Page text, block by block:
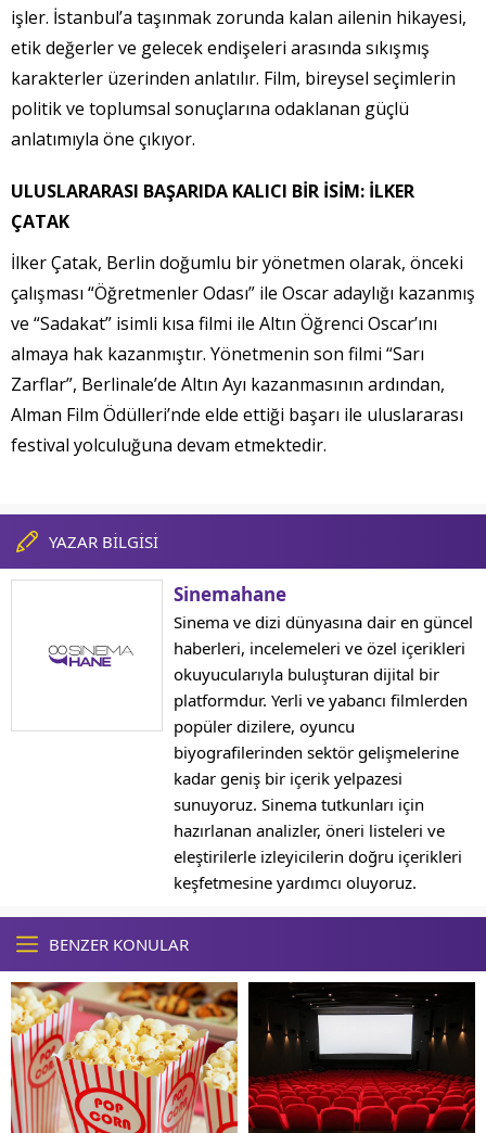
işler. İstanbul’a taşınmak zorunda kalan ailenin hikayesi,
etik değerler ve gelecek endişeleri arasında sıkışmış
karakterler üzerinden anlatılır. Film, bireysel seçimlerin
politik ve toplumsal sonuçlarına odaklanan güçlü
anlatımıyla öne çıkıyor.
ULUSLARARASI BAŞARIDA KALICI BİR İSİM: İLKER
ÇATAK
İlker Çatak, Berlin doğumlu bir yönetmen olarak, önceki
çalışması “Öğretmenler Odası” ile Oscar adaylığı kazanmış
ve “Sadakat” isimli kısa filmi ile Altın Öğrenci Oscar’ını
almaya hak kazanmıştır. Yönetmenin son filmi “Sarı
Zarflar”, Berlinale’de Altın Ayı kazanmasının ardından,
Alman Film Ödülleri’nde elde ettiği başarı ile uluslararası
festival yolculuğuna devam etmektedir.
YAZAR BİLGİSİ
Sinemahane
Sinema ve dizi dünyasına dair en güncel
haberleri, incelemeleri ve özel içerikleri
okuyucularıyla buluşturan dijital bir
platformdur. Yerli ve yabancı filmlerden
popüler dizilere, oyuncu
biyografilerinden sektör gelişmelerine
kadar geniş bir içerik yelpazesi
sunuyoruz. Sinema tutkunları için
hazırlanan analizler, öneri listeleri ve
eleştirilerle izleyicilerin doğru içerikleri
keşfetmesine yardımcı oluyoruz.
BENZER KONULAR